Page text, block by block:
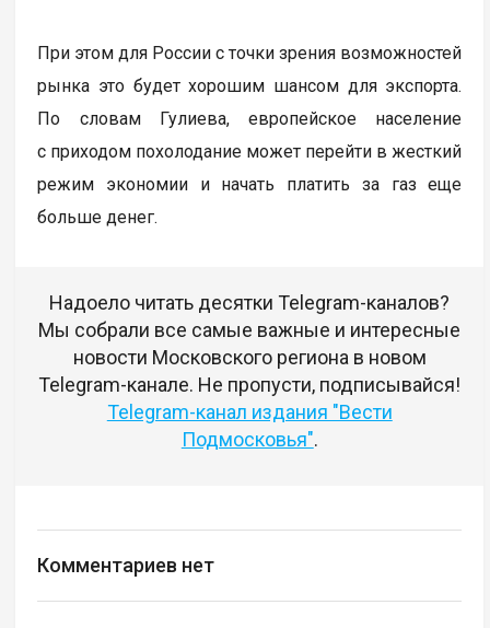
При этом для России с точки зрения возможностей
рынка это будет хорошим шансом для экспорта.
По словам Гулиева, европейское население
с приходом похолодание может перейти в жесткий
режим экономии и начать платить за газ еще
больше денег.
Надоело читать десятки Telegram-каналов?
Мы собрали все самые важные и интересные
новости Московского региона в новом
Telegram-канале. Не пропусти, подписывайся!
Telegram-канал издания "Вести
Подмосковья".
Комментариев нет